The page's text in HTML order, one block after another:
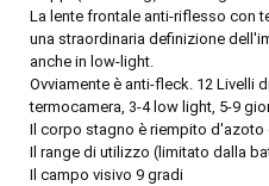
La lente frontale anti-riflesso con
una straordinaria definizione
anche in low-light.
Ovviamente è anti-fleck. 12 Livelli
termocamera, 3-4 low light, 5-9
Il corpo stagno è riempito d'azoto
Il range di utilizzo (limitato dalla
Il campo visivo 9 gradi